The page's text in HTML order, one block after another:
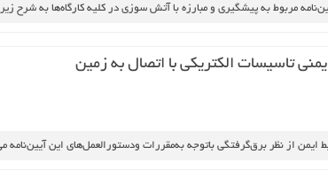
تاسيسات‌ الكتريكي‌ با اتصال‌ به‌ زمين‌